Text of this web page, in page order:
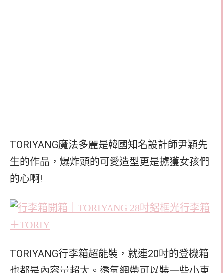
TORIYANG魔法多麗是韓國知名設計師尹穎先
生的作品，爆炸頭的可愛造型更是擄獲女孩們
的心啊!
TORIYANG行李箱超能裝，就連20吋的登機箱
也都是內容量超大。透氣網帶可以裝一些小東